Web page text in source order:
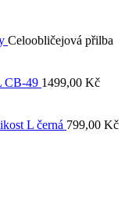
Celoobličejová přilba
CB-49 1499,00 Kč
L černá 799,00 Kč